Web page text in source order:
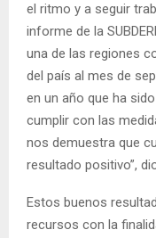
el ritmo y a seguir
informe de la
una de las regiones
del país al mes de
en un año que ha
cumplir con las
nos demuestra que
resultado positivo”,
Estos buenos
recursos con la